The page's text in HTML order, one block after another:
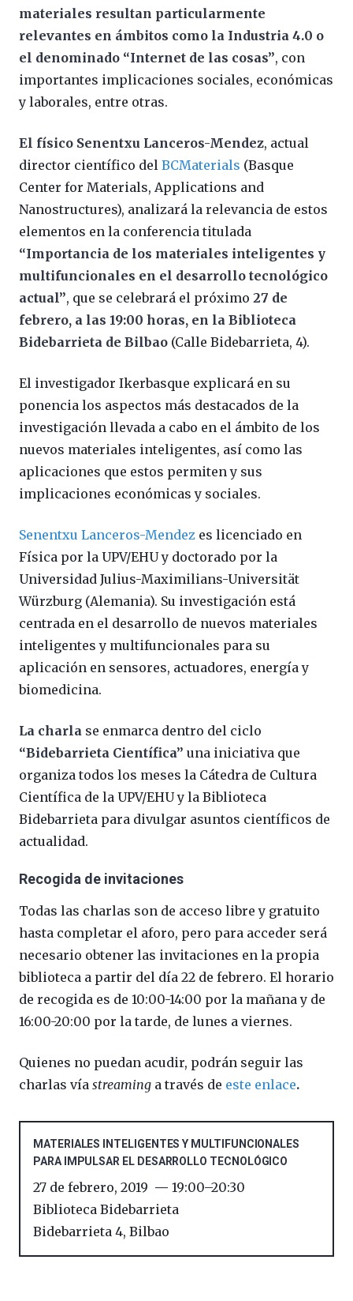
materiales resultan particularmente
relevantes en ámbitos como la Industria 4.0 o
el denominado “Internet de las cosas”, con
importantes implicaciones sociales, económicas
y laborales, entre otras.
El físico Senentxu Lanceros-Mendez, actual
director científico del BCMaterials (Basque
Center for Materials, Applications and
Nanostructures), analizará la relevancia de estos
elementos en la conferencia titulada
“Importancia de los materiales inteligentes y
multifuncionales en el desarrollo tecnológico
actual”, que se celebrará el próximo 27 de
febrero, a las 19:00 horas, en la Biblioteca
Bidebarrieta de Bilbao (Calle Bidebarrieta, 4).
El investigador Ikerbasque explicará en su
ponencia los aspectos más destacados de la
investigación llevada a cabo en el ámbito de los
nuevos materiales inteligentes, así como las
aplicaciones que estos permiten y sus
implicaciones económicas y sociales.
Senentxu Lanceros-Mendez es licenciado en
Física por la UPV/EHU y doctorado por la
Universidad Julius-Maximilians-Universität
Würzburg (Alemania). Su investigación está
centrada en el desarrollo de nuevos materiales
inteligentes y multifuncionales para su
aplicación en sensores, actuadores, energía y
biomedicina.
La charla se enmarca dentro del ciclo
“Bidebarrieta Científica” una iniciativa que
organiza todos los meses la Cátedra de Cultura
Científica de la UPV/EHU y la Biblioteca
Bidebarrieta para divulgar asuntos científicos de
actualidad.
Recogida de invitaciones
Todas las charlas son de acceso libre y gratuito
hasta completar el aforo, pero para acceder será
necesario obtener las invitaciones en la propia
biblioteca a partir del día 22 de febrero. El horario
de recogida es de 10:00-14:00 por la mañana y de
16:00-20:00 por la tarde, de lunes a viernes.
Quienes no puedan acudir, podrán seguir las
charlas vía streaming a través de este enlace.
MATERIALES INTELIGENTES Y MULTIFUNCIONALES
PARA IMPULSAR EL DESARROLLO TECNOLÓGICO
27 de febrero, 2019 19:00–20:30
Biblioteca Bidebarrieta
Bidebarrieta 4, Bilbao